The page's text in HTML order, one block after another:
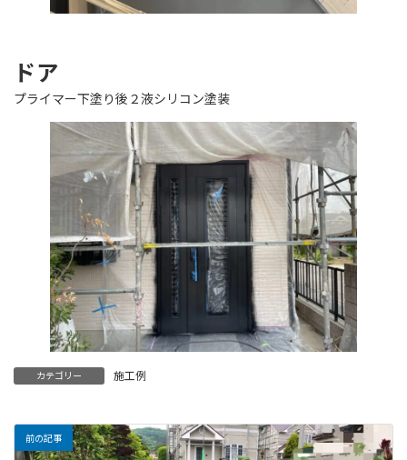
ドア
プライマー下塗り後２液シリコン塗装
カテゴリー 施工例
前の記事